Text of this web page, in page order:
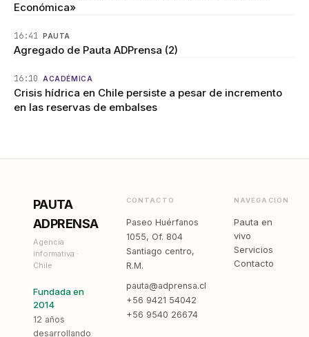
Económica»
16:41 PAUTA
Agregado de Pauta ADPrensa (2)
16:10 ACADÉMICA
Crisis hídrica en Chile persiste a pesar de incremento
en las reservas de embalses
PAUTA
ADPRENSA
Agencia
informativa ·
Chile
Fundada en
2014
12 años
desarrollando
CONTACTO
Paseo Huérfanos
1055, Of. 804
Santiago centro,
R.M.
pauta@adprensa.cl
+56 9421 54042
+56 9540 26674
NAVEGACIÓN
Pauta en
vivo
Servicios
Contacto